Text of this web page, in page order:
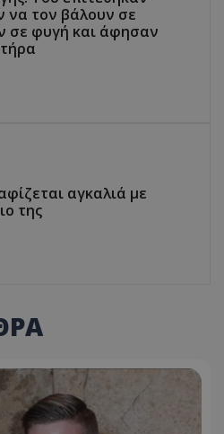
να τον βάλουν σε
σε φυγή και άφησαν
αγκαλιά με
της